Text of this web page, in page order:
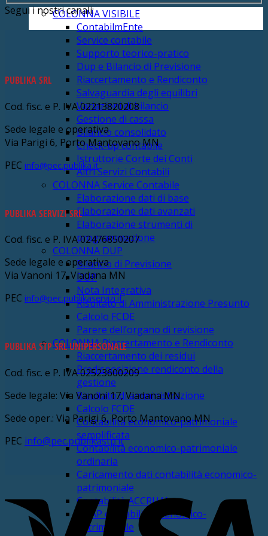
COLONNA VISIBILE
ContabilmEnte
Service contabile
Supporto teorico-pratico
Dup e Bilancio di Previsione
Riaccertamento e Rendiconto
Salvaguardia degli equilibri
Variazioni di bilancio
Gestione di cassa
Bilancio consolidato
Check-up contabile
Istruttorie Corte dei Conti
Altri Servizi Contabili
COLONNA Service Contabile
Elaborazione dati di base
Elaborazione dati avanzati
Elaborazione strumenti di
programmazione
COLONNA DUP
Bilancio di Previsione
DUP
Nota Integrativa
Risultato di Amministrazione Presunto
Calcolo FCDE
Parere dell’organo di revisione
COLONNA Riaccertamento e Rendiconto
Riaccertamento dei residui
Predisposizione rendiconto della
gestione
Risultato di amministrazione
Calcolo FCDE
Contabilità economico-patrimoniale
semplificata
Contabilità economico-patrimoniale
ordinaria
Caricamento dati contabilità economico-
patrimoniale
Contabilità ACCRUAL
BDAP contabilità economico-
patrimoniale
Segui i nostri canali:
PUBLIKA SRL
Cod. fisc. e P. IVA 02213820208
Sede legale e operativa
Via Parigi 6, Porto Mantovano MN
PEC info@pec.publika.it
PUBLIKA SERVIZI SRL
Cod. fisc. e P. IVA 02476850207
Sede legale e operativa
Via Vanoni 17, Viadana MN
PEC info@pec.publikaservizi.it
PUBLIKA STP SRL UNIPERSONALE
Cod. fisc. e P. IVA 02523600209
Sede legale: Via Vanoni 17, Viadana MN
Sede oper.: Via Parigi 6, Porto Mantovano MN
PEC info@pec.publikastp.it